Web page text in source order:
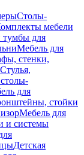
Столы-
мебели
для
Мебель для
стенки,
Стулья,
для
стойки
Мебель для
и системы
Детская